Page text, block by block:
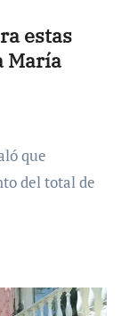
estas
María
del total de